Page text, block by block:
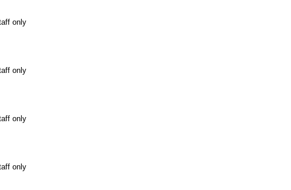
only
only
only
only